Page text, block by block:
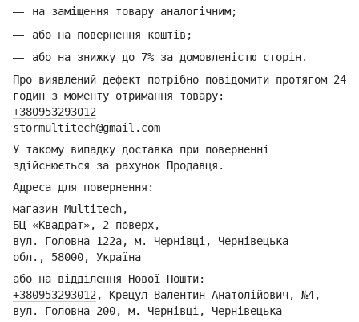
на заміщення товару аналогічним;
або на повернення коштів;
або на знижку до 7% за домовленістю сторін.
Про виявлений дефект потрібно повідомити протягом 24
годин з моменту отримання товару:
+380953293012
stormultitech@gmail.com
У такому випадку доставка при поверненні
здійснюється за рахунок Продавця.
Адреса для повернення:
магазин Multitech,
БЦ «Квадрат», 2 поверх,
вул. Головна 122а, м. Чернівці, Чернівецька
обл., 58000, Україна
або на відділення Нової Пошти:
+380953293012, Крецул Валентин Анатолійович, №4,
вул. Головна 200, м. Чернівці, Чернівецька